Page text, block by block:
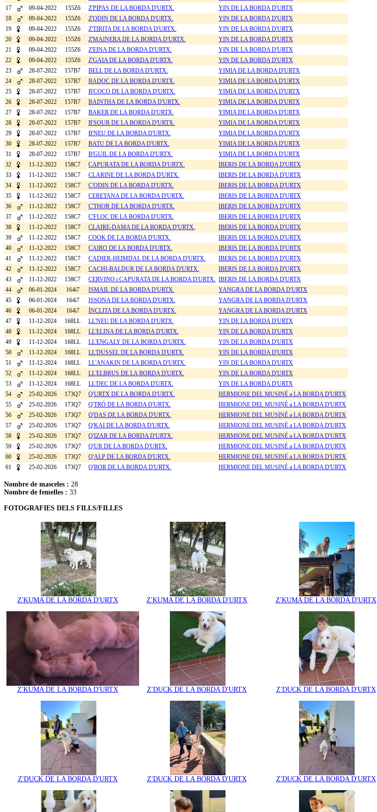
17
09-04-2022 155Z6 Z'PIPAS DE LA BORDA D'URTX.
YIN DE LA BORDA D'URTX
18
09-04-2022 155Z6 Z'ODIN DE LA BORDA D'URTX.
YIN DE LA BORDA D'URTX
19
09-04-2022 155Z6 Z'TIRITA DE LA BORDA D'URTX.
YIN DE LA BORDA D'URTX
20
09-04-2022 155Z6 Z'MAINERA DE LA BORDA D'URTX.
YIN DE LA BORDA D'URTX
21
09-04-2022 155Z6 Z'EINA DE LA BORDA D'URTX.
YIN DE LA BORDA D'URTX
22
09-04-2022 155Z6 Z'GAIA DE LA BORDA D'URTX.
YIN DE LA BORDA D'URTX
23
28-07-2022 157B7 BELL DE LA BORDA D'URTX.
YIMIA DE LA BORDA D'URTX
24
28-07-2022 157B7 BADOC DE LA BORDA D'URTX.
YIMIA DE LA BORDA D'URTX
25
28-07-2022 157B7 B'COCO DE LA BORDA D'URTX.
YIMIA DE LA BORDA D'URTX
26
28-07-2022 157B7 BAINTHA DE LA BORDA D'URTX.
YIMIA DE LA BORDA D'URTX
27
28-07-2022 157B7 BAKER DE LA BORDA D'URTX.
YIMIA DE LA BORDA D'URTX
28
28-07-2022 157B7 B'SOUR DE LA BORDA D'URTX.
YIMIA DE LA BORDA D'URTX
29
28-07-2022 157B7 B'NEU DE LA BORDA D'URTX.
YIMIA DE LA BORDA D'URTX
30
28-07-2022 157B7 BATU DE LA BORDA D'URTX.
YIMIA DE LA BORDA D'URTX
31
28-07-2022 157B7 B'GUIL DE LA BORDA D'URTX.
YIMIA DE LA BORDA D'URTX
32
11-12-2022 158C7 CAPURATA DE LA BORDA D'URTX.
IBERIS DE LA BORDA D'URTX
33
11-12-2022 158C7 CLARINE DE LA BORDA D'URTX.
IBERIS DE LA BORDA D'URTX
34
11-12-2022 158C7 C'ODIN DE LA BORDA D'URTX.
IBERIS DE LA BORDA D'URTX
35
11-12-2022 158C7 CERETANA DE LA BORDA D'URTX.
IBERIS DE LA BORDA D'URTX
36
11-12-2022 158C7 C'THOR DE LA BORDA D'URTX.
IBERIS DE LA BORDA D'URTX
37
11-12-2022 158C7 C'FLOC DE LA BORDA D'URTX.
IBERIS DE LA BORDA D'URTX
38
11-12-2022 158C7 CLAIRE-DAMA DE LA BORDA D'URTX.
IBERIS DE LA BORDA D'URTX
39
11-12-2022 158C7 COOK DE LA BORDA D'URTX.
IBERIS DE LA BORDA D'URTX
40
11-12-2022 158C7 CAIRO DE LA BORDA D'URTX.
IBERIS DE LA BORDA D'URTX
41
11-12-2022 158C7 CADIER-HEIMDAL DE LA BORDA D'URTX.
IBERIS DE LA BORDA D'URTX
42
11-12-2022 158C7 CACHI-BALDUR DE LA BORDA D'URTX.
IBERIS DE LA BORDA D'URTX
43
11-12-2022 158C7 CERVINO i CAPURATA DE LA BORDA D'URTX. IBERIS DE LA BORDA D'URTX
44
06-01-2024 164i7 ISMAIL DE LA BORDA D'URTX.
YANGRA DE LA BORDA D'URTX
45
06-01-2024 164i7 ISSONA DE LA BORDA D'URTX.
YANGRA DE LA BORDA D'URTX
46
06-01-2024 164i7 ÍNCLITA DE LA BORDA D'URTX.
YANGRA DE LA BORDA D'URTX
47
11-12-2024 168LL LL'NEU DE LA BORDA D'URTX.
YIN DE LA BORDA D'URTX
48
11-12-2024 168LL LL'ELINA DE LA BORDA D'URTX.
YIN DE LA BORDA D'URTX
49
11-12-2024 168LL LL'ENGALY DE LA BORDA D'URTX.
YIN DE LA BORDA D'URTX
50
11-12-2024 168LL LL'DUSSEL DE LA BORDA D'URTX.
YIN DE LA BORDA D'URTX
51
11-12-2024 168LL LL'ANAKIN DE LA BORDA D'URTX.
YIN DE LA BORDA D'URTX
52
11-12-2024 168LL LL'ELBRUS DE LA BORDA D'URTX.
YIN DE LA BORDA D'URTX
53
11-12-2024 168LL LL'DEC DE LA BORDA D'URTX.
YIN DE LA BORDA D'URTX
54
25-02-2026 173Q7 Q'URTX DE LA BORDA D'URTX.
HERMIONE DEL MUSINÉ a LA BORDA D'URTX
55
25-02-2026 173Q7 Q'TRÓ DE LA BORDA D'URTX.
HERMIONE DEL MUSINÉ a LA BORDA D'URTX
56
25-02-2026 173Q7 Q'DAS DE LA BORDA D'URTX.
HERMIONE DEL MUSINÉ a LA BORDA D'URTX
57
25-02-2026 173Q7 Q'KAI DE LA BORDA D'URTX.
HERMIONE DEL MUSINÉ a LA BORDA D'URTX
58
25-02-2026 173Q7 Q'IZAR DE LA BORDA D'URTX.
HERMIONE DEL MUSINÉ a LA BORDA D'URTX
59
25-02-2026 173Q7 Q'UR DE LA BORDA D'URTX.
HERMIONE DEL MUSINÉ a LA BORDA D'URTX
60
25-02-2026 173Q7 Q'ALP DE LA BORDA D'URTX.
HERMIONE DEL MUSINÉ a LA BORDA D'URTX
61
25-02-2026 173Q7 Q'BOR DE LA BORDA D'URTX. HERMIONE DEL MUSINÉ a LA BORDA D'URTX
Nombre de masceles : 28
Nombre de femelles : 33
FOTOGRAFIES DELS FILLS/FILLES
Z'KUMA DE LA BORDA D'URTX Z'KUMA DE LA BORDA D'URTX Z'KUMA DE LA BORDA D'URTX
Z'KUMA DE LA BORDA D'URTX Z'DUCK DE LA BORDA D'URTX Z'DUCK DE LA BORDA D'URTX
Z'DUCK DE LA BORDA D'URTX Z'DUCK DE LA BORDA D'URTX Z'DUCK DE LA BORDA D'URTX